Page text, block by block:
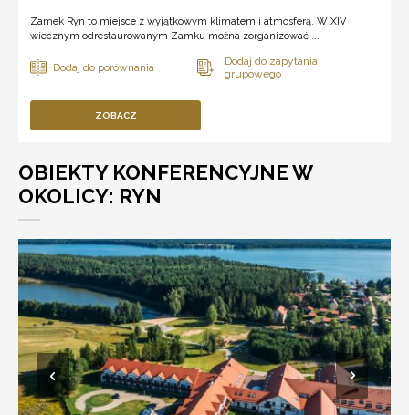
Zamek Ryn to miejsce z wyjątkowym klimatem i atmosferą. W XIV
wiecznym odrestaurowanym Zamku można zorganizować ...
ZOBACZ
OBIEKTY KONFERENCYJNE W
OKOLICY: RYN